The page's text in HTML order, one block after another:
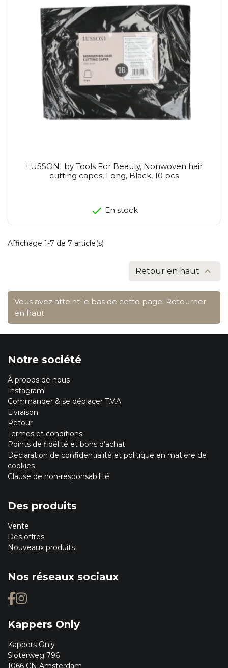
LUSSONI by Tools For Beauty, Nonwoven hair
cutting capes, Long, Black, 10 pcs
En stock
Affichage 1-7 de 7 article(s)
Retour en haut 
Vous avez atteint le bas de cette page. Retourner
en haut
Notre société
À propos de nous
Instagram
Commander & se déplacer T.V.A.
Livraison
Retour
Termes et conditions
Points de fidélité et bons d'achat
Déclaration de confidentialité et politique en matière de
cookies
Clause de non-responsabilité
Des produits
Vente
Des offres
Nouveaux produits
Nos réseaux sociaux
Kappers Only
Kappers Only
Sloterweg 796
1066 CN Amsterdam